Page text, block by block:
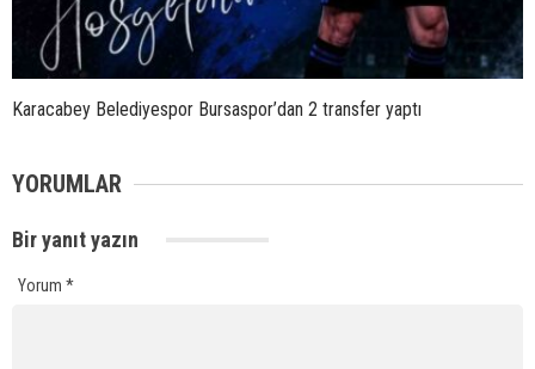
Karacabey Belediyespor Bursaspor’dan 2 transfer yaptı
YORUMLAR
Bir yanıt yazın
Yorum *